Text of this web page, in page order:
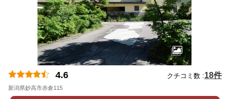
4.6 クチコミ数 :18件
新潟県妙高市赤倉115